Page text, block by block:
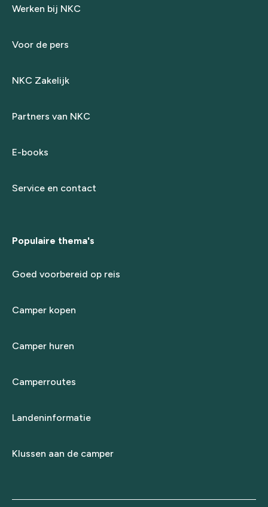
Werken bij NKC
Voor de pers
NKC Zakelijk
Partners van NKC
E-books
Service en contact
Populaire thema's
Goed voorbereid op reis
Camper kopen
Camper huren
Camperroutes
Landeninformatie
Klussen aan de camper